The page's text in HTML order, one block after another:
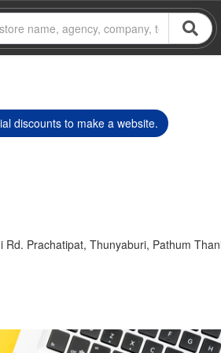
discounts to make a website.
Prachatipat, Thunyaburi, Pathum